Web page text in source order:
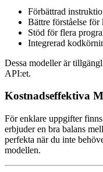
Förbättrad
Bättre förståelse
Stöd för flera
Integrerad
Dessa modeller är
API:et.
Kostnadseffektiva
För enklare uppgifter
erbjuder en bra balans
perfekta när du inte
modellen.